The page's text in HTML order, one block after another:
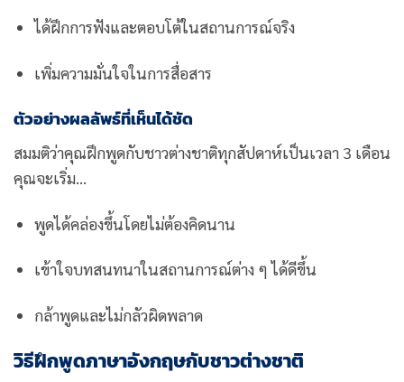
ได้ฝึกการฟังและตอบโต้ในสถานการณ์จริง
เพิ่มความมั่นใจในการสื่อสาร
ตัวอย่างผลลัพธ์ที่เห็นได้ชัด
สมมติว่าคุณฝึกพูดกับชาวต่างชาติทุกสัปดาห์เป็นเวลา 3 เดือน
คุณจะเริ่ม…
พูดได้คล่องขึ้นโดยไม่ต้องคิดนาน
เข้าใจบทสนทนาในสถานการณ์ต่าง ๆ ได้ดีขึ้น
กล้าพูดและไม่กลัวผิดพลาด
วิธีฝึกพูดภาษาอังกฤษกับชาวต่างชาติ